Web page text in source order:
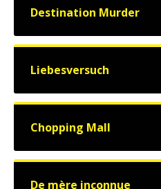
Destination Murder
Liebesversuch
Chopping Mall
De mère inconnue